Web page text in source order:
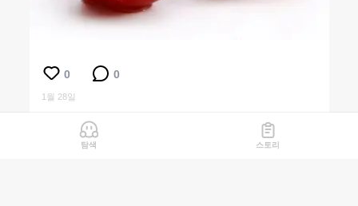
탐색 스토리
0 0
1월 28일